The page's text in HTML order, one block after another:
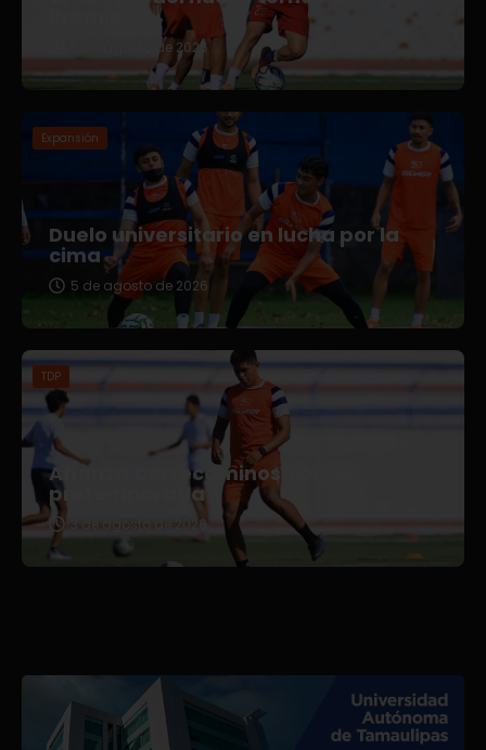
5 de agosto de 2026
Expansión
Duelo universitario en lucha por la
cima
5 de agosto de 2026
TDP
Afianza Correcaminos TDP su
pretemporada
3 de agosto de 2026